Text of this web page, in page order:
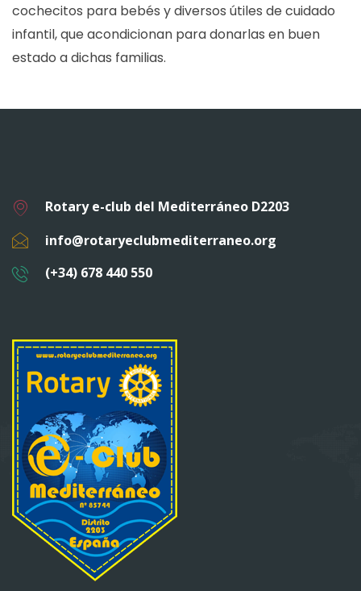
cochecitos para bebés y diversos útiles de cuidado
infantil, que acondicionan para donarlas en buen
estado a dichas familias.
Rotary e-club del Mediterráneo D2203
info@rotaryeclubmediterraneo.org
(+34) 678 440 550